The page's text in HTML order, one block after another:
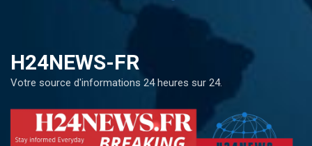
H24NEWS-FR
Votre source d'informations 24 heures sur 24.